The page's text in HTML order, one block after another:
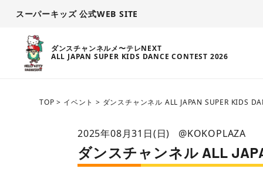
スーパーキッズ 公式WEB SITE
ダンスチャンネルメ〜テレNEXT
ALL JAPAN SUPER KIDS DANCE CONTEST 2026
TOP > イベント > ダンスチャンネル ALL JAPAN SUPER KIDS
2025年08月31日(日) @KOKOPLAZA
ダンスチャンネル ALL